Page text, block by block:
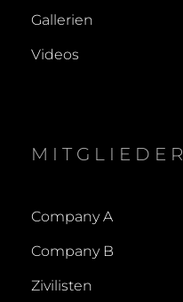
Gallerien
Videos
MITGLIEDER
Company A
Company B
Zivilisten